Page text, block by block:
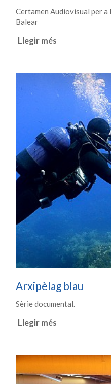
Certamen Audiovisual per
Balear
Llegir més
Arxipèlag blau
Sèrie documental.
Llegir més